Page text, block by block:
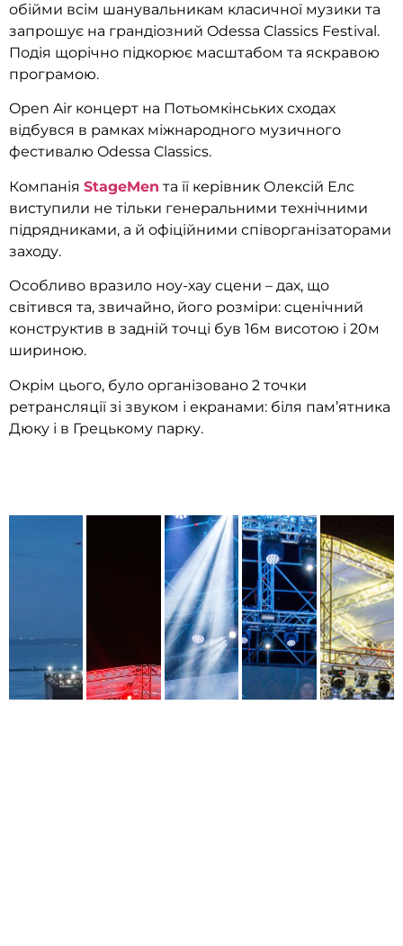
обійми всім шанувальникам класичної музики та
запрошує на грандіозний Odessa Classics Festival.
Подія щорічно підкорює масштабом та яскравою
програмою.
Open Air концерт на Потьомкінських сходах
відбувся в рамках міжнародного музичного
фестивалю Odessa Classics.
Компанія StageMen та її керівник Олексій Елс
виступили не тільки генеральними технічними
підрядниками, а й офіційними співорганізаторами
заходу.
Особливо вразило ноу-хау сцени – дах, що
світився та, звичайно, його розміри: сценічний
конструктив в задній точці був 16м висотою і 20м
шириною.
Окрім цього, було організовано 2 точки
ретрансляції зі звуком і екранами: біля пам’ятника
Дюку і в Грецькому парку.